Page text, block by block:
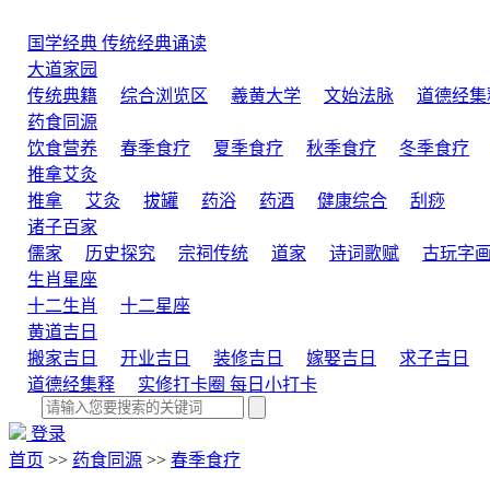
国学经典 传统经典诵读
大道家园
传统典籍
综合浏览区 羲黄大学 文始法脉
道德经集
药食同源
饮食营养
春季食疗 夏季食疗 秋季食疗 冬季食疗
推拿艾灸
推拿
艾灸 拔罐 药浴 药酒 健康综合
刮痧
诸子百家
儒家
历史探究 宗祠传统 道家 诗词歌赋 古玩字画
生肖星座
十二生肖
十二星座
黄道吉日
搬家吉日
开业吉日 装修吉日 嫁娶吉日
求子吉日
道德经集释
实修打卡圈 每日小打卡
登录
首页 >> 药食同源 >> 春季食疗